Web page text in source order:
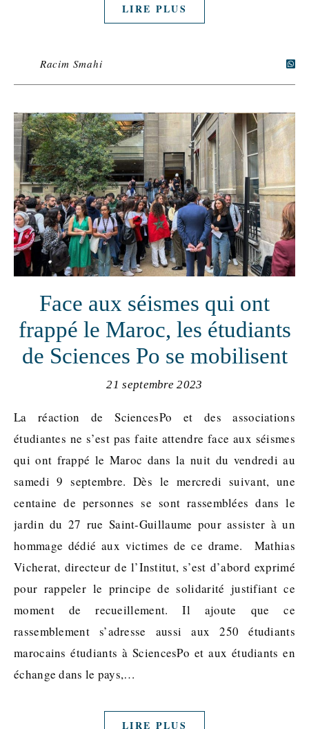
LIRE PLUS
Racim Smahi
Face aux séismes qui ont
frappé le Maroc, les étudiants
de Sciences Po se mobilisent
21 septembre 2023
La réaction de SciencesPo et des associations
étudiantes ne s’est pas faite attendre face aux séismes
qui ont frappé le Maroc dans la nuit du vendredi au
samedi 9 septembre. Dès le mercredi suivant, une
centaine de personnes se sont rassemblées dans le
jardin du 27 rue Saint-Guillaume pour assister à un
hommage dédié aux victimes de ce drame. Mathias
Vicherat, directeur de l’Institut, s’est d’abord exprimé
pour rappeler le principe de solidarité justifiant ce
moment de recueillement. Il ajoute que ce
rassemblement s’adresse aussi aux 250 étudiants
marocains étudiants à SciencesPo et aux étudiants en
échange dans le pays,…
LIRE PLUS